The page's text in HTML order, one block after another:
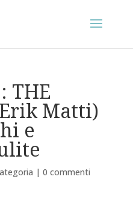
THE
Matti)
e
| 0 commenti